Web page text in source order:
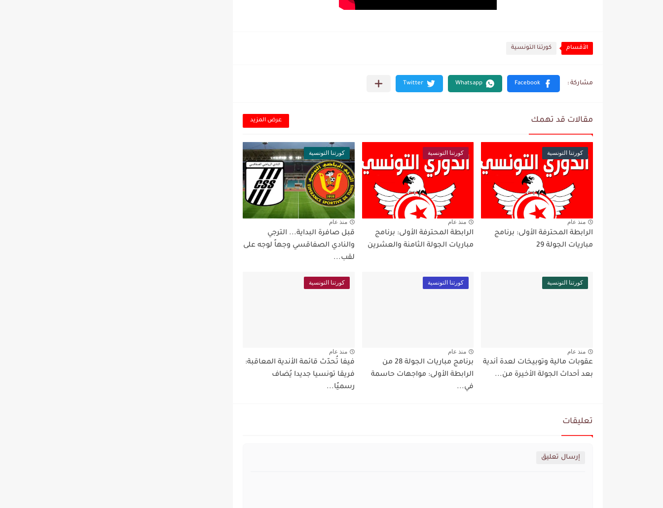
الأقسام كورتنا التونسية
مقالات قد تهمك عرض المزيد
كورتنا التونسية
منذ عام
الرابطة المحترفة الأولى: برنامج
مباريات الجولة 29
كورتنا التونسية
منذ عام
الرابطة المحترفة الأولى: برنامج
مباريات الجولة الثامنة والعشرين
كورتنا التونسية
منذ عام
قبل صافرة البداية... الترجي
والنادي الصفاقسي وجهاً لوجه على
لقب...
كورتنا التونسية
منذ عام
عقوبات مالية وتوبيخات لعدة أندية
بعد أحداث الجولة الأخيرة من...
كورتنا التونسية
منذ عام
برنامج مباريات الجولة 28 من
الرابطة الأولى: مواجهات حاسمة
في...
كورتنا التونسية
منذ عام
فيفا تُحدّث قائمة الأندية المعاقبة:
فريقا تونسيا جديدا يُضاف
رسميًا...
تعليقات
إرسال تعليق